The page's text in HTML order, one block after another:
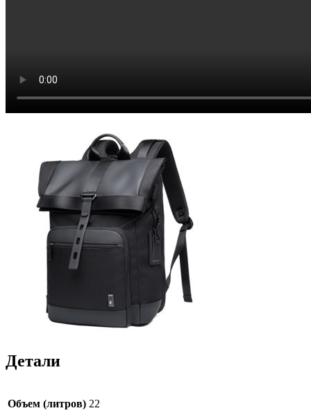
Детали
Объем (литров) 22